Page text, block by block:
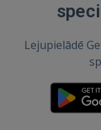
Lejupielādē